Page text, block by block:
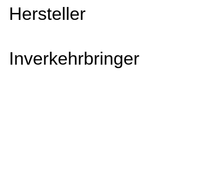
Hersteller
Inverkehrbringer